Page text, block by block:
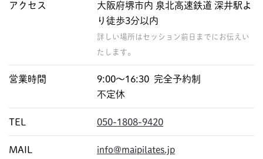
アクセス
大阪府堺市内 泉北高速鉄道 深井駅よ
り徒歩3分以内
詳しい場所はセッション前日までにお伝えい
たします。
営業時間
9:00〜16:30 完全予約制
不定休
TEL 050-1808-9420
MAIL info@maipilates.jp